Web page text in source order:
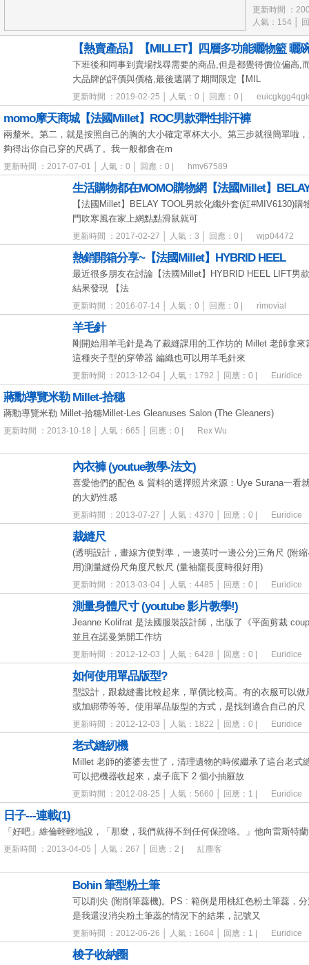
更新時間 ：
人氣：154 │
【熱賣產品】【MILLET】四層多功能曬物籃 曬
下班後和同事到賣場找尋需要的商品,但是都覺得價位偏高,
大品牌的評價與價格,最後選購了期間限定【MIL
更新時間 ：2019-02-25 │ 人氣：0 │ 回應：0 | euicgkgg4qgk
momo摩天商城【法國Millet】ROC男款彈性排汗褲
兩釐米。第二，就是按照自己的胸的大小確定罩杯大小。第三步就很簡單啦
夠得出你自己穿的尺碼了。我一般都會在m
更新時間 ：2017-07-01 │ 人氣：0 │ 回應：0 | hmv67589
生活購物都在MOMO購物網【法國Millet】
【法國Millet】BELAY TOOL男款化纖外套(紅#MIV6130)
門吹寒風在家上網點點滑鼠就可
更新時間 ：2017-02-27 │ 人氣：3 │ 回應：0 | wjp04472
熱銷開箱分享~【法國Millet】HYBRID HEEL
最近很多朋友在討論【法國Millet】HYBRID HEEL LIFT男
結果發現 【法
更新時間 ：2016-07-14 │ 人氣：0 │ 回應：0 | rimovial
羊毛針
剛開始用羊毛針是為了裁縫課用的工作坊的 Millet 老師拿
這種夾子型的穿帶器 編織也可以用羊毛針來
更新時間 ：2013-12-04 │ 人氣：1792 │ 回應：0 | Euridice
蔣勳導覽米勒 Millet-拾穗
蔣勳導覽米勒 Millet-拾穗Millet-Les Gleanuses Salon (The Gleaners)
更新時間 ：2013-10-18 │ 人氣：665 │ 回應：0 | Rex Wu
內衣褲 (youtue教學-法文)
喜愛他們的配色 & 質料的選擇照片來源：Uye Surana一看
的大奶性感
更新時間 ：2013-07-27 │ 人氣：4370 │ 回應：0 | Euridice
裁縫尺
(透明設計，畫線方便對準，一邊英吋一邊公分)三角尺 (附
用)測量縫份尺角度尺軟尺 (量袖竉長度時很好用)
更新時間 ：2013-03-04 │ 人氣：4485 │ 回應：0 | Euridice
測量身體尺寸 (youtube 影片教學!)
Jeanne Kolifrat 是法國服裝設計師，出版了《平面剪裁
並且在諾曼第開工作坊
更新時間 ：2012-12-03 │ 人氣：6428 │ 回應：0 | Euridice
如何使用單品版型?
型設計，跟裁縫書比較起來，單價比較高。有的衣服可以
或加綁帶等等。使用單品版型的方式，是找到適合自己的尺
更新時間 ：2012-12-03 │ 人氣：1822 │ 回應：0 | Euridice
老式縫紉機
Millet 老師的婆婆去世了，清理遺物的時候繼承了這台老式
可以把機器收起來，桌子底下 2 個小抽屜放
更新時間 ：2012-08-25 │ 人氣：5660 │ 回應：1 | Euridice
日子---連載(1)
「好吧」維倫輕輕地說，「那麼，我們就得不到任何保證咯。」他向雷斯
更新時間 ：2013-04-05 │ 人氣：267 │ 回應：2 | 紅塵客
Bohin 筆型粉土筆
可以削尖 (附削筆蕊機)。PS : 範例是用桃紅色粉土筆蕊，
是我還沒消尖粉土筆蕊的情況下的結果，記號又
更新時間 ：2012-06-26 │ 人氣：1604 │ 回應：1 | Euridice
梭子收納圈